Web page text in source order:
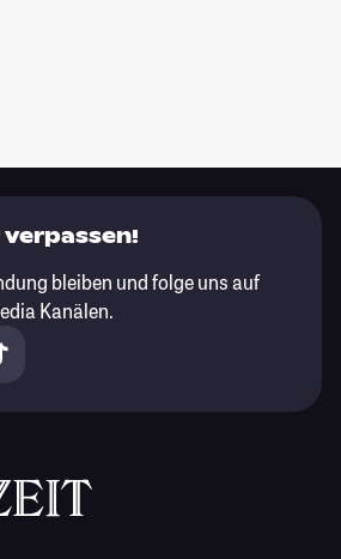
bleiben und folge uns auf
Kanälen.